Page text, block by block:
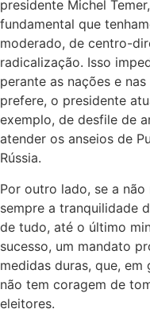
presidente Michel
fundamental que
moderado, de centro-
radicalização. Isso
perante as nações e
prefere, o presidente
exemplo, de desfile de
atender os anseios de
Rússia.
Por outro lado, se a
sempre a tranquilidade
de tudo, até o último
sucesso, um mandato
medidas duras, que,
não tem coragem de
eleitores.